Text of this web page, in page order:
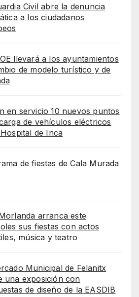
Civil abre la denuncia
a los ciudadanos
llevará a los ayuntamientos
de modelo turístico y de
en servicio 10 nuevos puntos
de vehículos eléctricos
de Inca
de fiestas de Cala Murada
arranca este
sus fiestas con actos
música y teatro
Municipal de Felanitx
una exposición con
de diseño de la EASDIB